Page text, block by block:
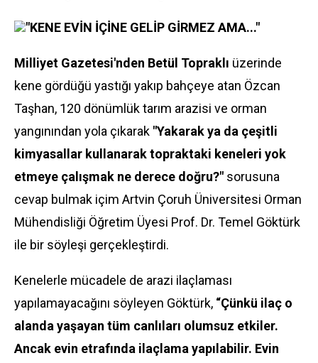
"KENE EVİN İÇİNE GELİP GİRMEZ AMA..."
Milliyet Gazetesi'nden Betül Topraklı üzerinde
kene gördüğü yastığı yakıp bahçeye atan Özcan
Taşhan, 120 dönümlük tarım arazisi ve orman
yangınından yola çıkarak "Yakarak ya da çeşitli
kimyasallar kullanarak topraktaki keneleri yok
etmeye çalışmak ne derece doğru?" sorusuna
cevap bulmak içim Artvin Çoruh Üniversitesi Orman
Mühendisliği Öğretim Üyesi Prof. Dr. Temel Göktürk
ile bir söyleşi gerçekleştirdi.
Kenelerle mücadele de arazi ilaçlaması
yapılamayacağını söyleyen Göktürk, “Çünkü ilaç o
alanda yaşayan tüm canlıları olumsuz etkiler.
Ancak evin etrafında ilaçlama yapılabilir. Evin